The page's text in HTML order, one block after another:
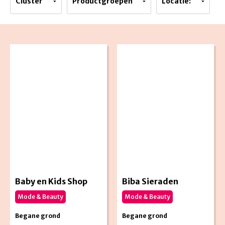
Baby en Kids Shop
Mode & Beauty
Begane grond
Biba Sieraden
Mode & Beauty
Begane grond